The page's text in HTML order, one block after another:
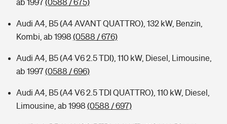
ab 1997(0588 / 675)
Audi A4, B5 (A4 AVANT QUATTRO), 132 kW, Benzin,
Kombi, ab 1998 (0588 / 676)
Audi A4, B5 (A4 V6 2.5 TDI), 110 kW, Diesel, Limousine,
ab 1997(0588 / 696)
Audi A4, B5 (A4 V6 2.5 TDI QUATTRO), 110 kW, Diesel,
Limousine, ab 1998 (0588 / 697)